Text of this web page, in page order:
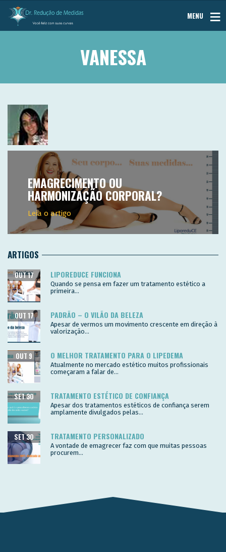
MENU
VANESSA
EMAGRECIMENTO OU
HARMONIZAÇÃO CORPORAL?
Leia o artigo
ARTIGOS
LIPOREDUCE FUNCIONA
OUT 17
Quando se pensa em fazer um tratamento estético a
primeira...
PADRÃO – O VILÃO DA BELEZA
OUT 17
Apesar de vermos um movimento crescente em direção à
valorização...
O MELHOR TRATAMENTO PARA O LIPEDEMA
OUT 9
Atualmente no mercado estético muitos profissionais
começaram a falar de...
TRATAMENTO ESTÉTICO DE CONFIANÇA
SET 30
Apesar dos tratamentos estéticos de confiança serem
amplamente divulgados pelas...
TRATAMENTO PERSONALIZADO
SET 30
A vontade de emagrecer faz com que muitas pessoas
procurem...